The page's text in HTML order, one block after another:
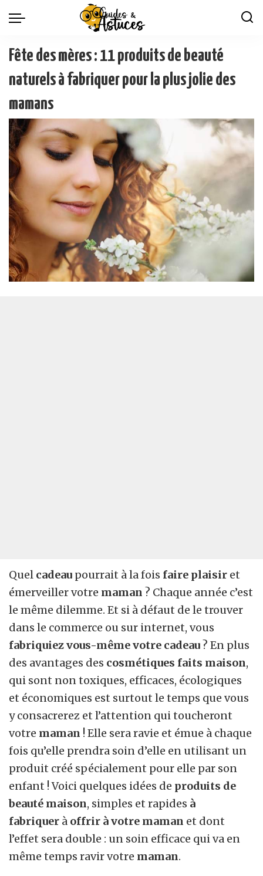
Fête des mères : 11 produits de beauté
naturels à fabriquer pour la plus jolie des
mamans
Quel cadeau pourrait à la fois faire plaisir et
émerveiller votre maman ? Chaque année c’est
le même dilemme. Et si à défaut de le trouver
dans le commerce ou sur internet, vous
fabriquiez vous-même votre cadeau ? En plus
des avantages des cosmétiques faits maison,
qui sont non toxiques, efficaces, écologiques
et économiques est surtout le temps que vous
y consacrerez et l’attention qui toucheront
votre maman ! Elle sera ravie et émue à chaque
fois qu’elle prendra soin d’elle en utilisant un
produit créé spécialement pour elle par son
enfant ! Voici quelques idées de produits de
beauté maison, simples et rapides à
fabriquer à offrir à votre maman et dont
l’effet sera double : un soin efficace qui va en
même temps ravir votre maman.